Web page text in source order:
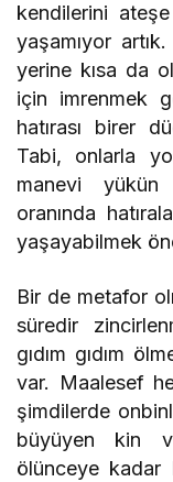
kendilerini
yaşamıyor
yerine kısa da
için imrenmek
hatırası birer
Tabi, onlarla
manevi yükün
oranında
yaşayabilmek
Bir de metafor
süredir
gıdım gıdım
var. Maalesef
şimdilerde
büyüyen kin
ölünceye kadar